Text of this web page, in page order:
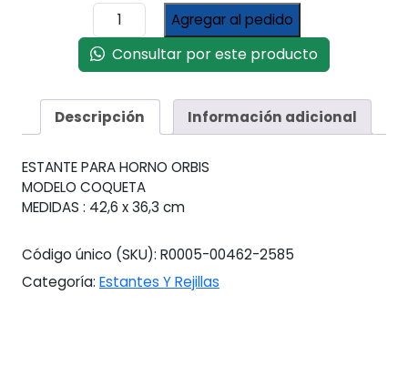
Estante
Rejilla
De
Horno
Orbis
Coqueta
X
36,3
Ctm
Agregar al pedido
Consultar por este producto
Descripción Información adicional
ESTANTE PARA HORNO ORBIS
MODELO COQUETA
MEDIDAS : 42,6 x 36,3 cm
Código único (SKU): R0005-00462-2585
Categoría: Estantes Y Rejillas